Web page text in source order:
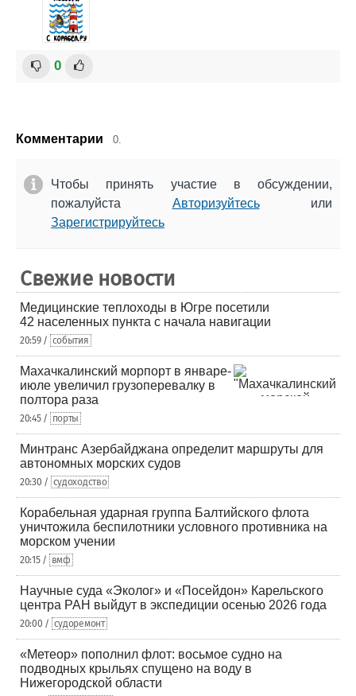
0
Комментарии 0.
Чтобы принять участие в обсуждении,
пожалуйста Авторизуйтесьили
Зарегистрируйтесь
Свежие новости
Медицинские теплоходы в Югре посетили
42 населенных пункта с начала навигации
20:59 / события
Махачкалинский морпорт в январе-
июле увеличил грузоперевалку в
полтора раза
20:45 / порты
Минтранс Азербайджана определит маршруты для
автономных морских судов
20:30 / судоходство
Корабельная ударная группа Балтийского флота
уничтожила беспилотники условного противника на
морском учении
20:15 / вмф
Научные суда «Эколог» и «Посейдон» Карельского
центра РАН выйдут в экспедиции осенью 2026 года
20:00 / судоремонт
«Метеор» пополнил флот: восьмое судно на
подводных крыльях спущено на воду в
Нижегородской области